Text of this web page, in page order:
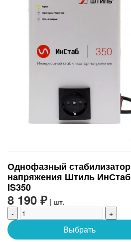
Однофазный стабилизатор
напряжения Штиль ИнСтаб
IS350
8 190 ₽ | шт.
-
+
Выбрать